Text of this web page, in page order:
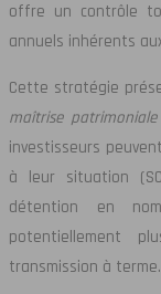
offre un contrôle
annuels inhérents
Cette stratégie
maîtrise patrimoniale
investisseurs
à leur situation
détention en
potentiellement
transmission à terme.